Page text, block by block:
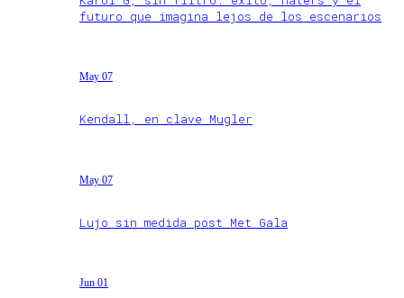
futuro que imagina lejos de los escenarios
May 07
Kendall, en clave Mugler
May 07
Lujo sin medida post Met Gala
Jun 01